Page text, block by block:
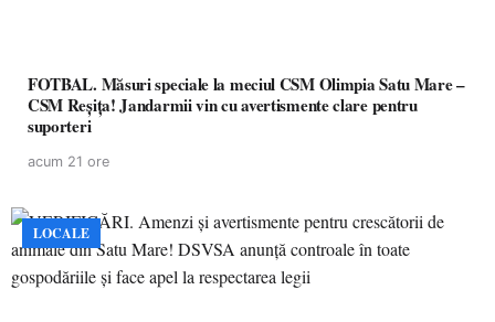
FOTBAL. Măsuri speciale la meciul CSM Olimpia Satu Mare –
CSM Reșița! Jandarmii vin cu avertismente clare pentru
suporteri
acum 21 ore
LOCALE